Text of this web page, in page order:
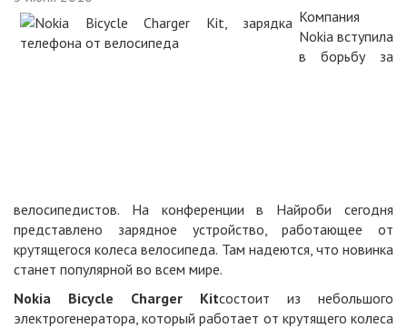
Компания
Nokia вступила
в борьбу за
велосипедистов. На конференции в Найроби сегодня
представлено зарядное устройство, работающее от
крутящегося колеса велосипеда. Там надеются, что новинка
станет популярной во всем мире.
Nokia Bicycle Charger Kitсостоит из небольшого
электрогенератора, который работает от крутящего колеса